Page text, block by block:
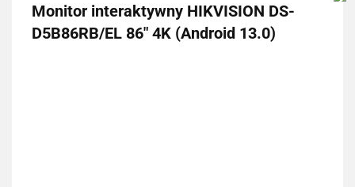
Monitor interaktywny HIKVISION DS-
D5B86RB/EL 86" 4K (Android 13.0)